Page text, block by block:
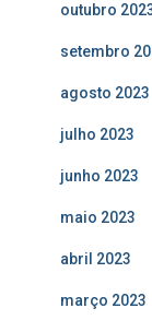
outubro
setembro
agosto 2023
julho 2023
junho 2023
maio 2023
abril 2023
março 2023